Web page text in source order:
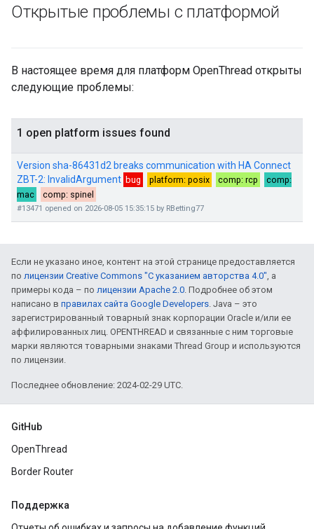
Открытые проблемы с платформой
В настоящее время для платформ OpenThread открыты
следующие проблемы:
Если не указано иное, контент на этой странице предоставляется
по лицензии Creative Commons "С указанием авторства 4.0", а
примеры кода – по лицензии Apache 2.0. Подробнее об этом
написано в правилах сайта Google Developers. Java – это
зарегистрированный товарный знак корпорации Oracle и/или ее
аффилированных лиц. OPENTHREAD и связанные с ним торговые
марки являются товарными знаками Thread Group и используются
по лицензии.
Последнее обновление: 2024-02-29 UTC.
GitHub
OpenThread
Border Router
Поддержка